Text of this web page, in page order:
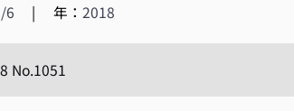
6 | 年：2018
No.1051